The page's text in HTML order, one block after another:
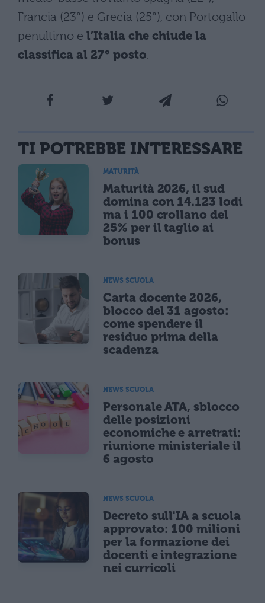
Francia (23°) e Grecia (25°), con Portogallo
penultimo e l’Italia che chiude la
classifica al 27° posto.
TI POTREBBE INTERESSARE
MATURITÀ
Maturità 2026, il sud
domina con 14.123 lodi
ma i 100 crollano del
25% per il taglio ai
bonus
NEWS SCUOLA
Carta docente 2026,
blocco del 31 agosto:
come spendere il
residuo prima della
scadenza
NEWS SCUOLA
Personale ATA, sblocco
delle posizioni
economiche e arretrati:
riunione ministeriale il
6 agosto
NEWS SCUOLA
Decreto sull'IA a scuola
approvato: 100 milioni
per la formazione dei
docenti e integrazione
nei curricoli